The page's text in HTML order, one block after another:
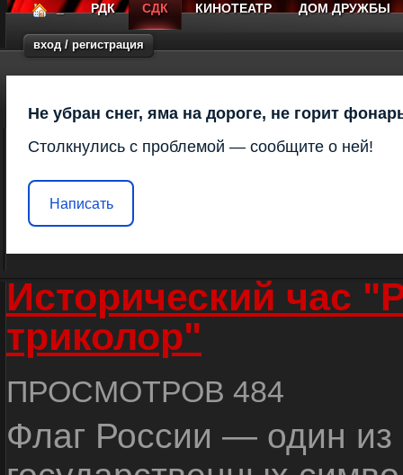
_ РДК СДК КИНОТЕАТР ДОМ ДРУЖБЫ
вход / регистрация
Не убран снег, яма на дороге, не горит
Столкнулись с проблемой — сообщите о ней!
Написать
Исторический час
триколор"
ПРОСМОТРОВ 484
Флаг России — один